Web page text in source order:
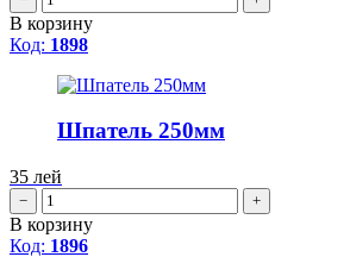
В корзину
Код: 1898
Шпатель 250мм
35 лей
− +
В корзину
Код: 1896